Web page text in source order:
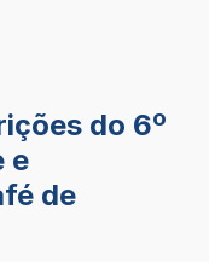
do 6º
e
de